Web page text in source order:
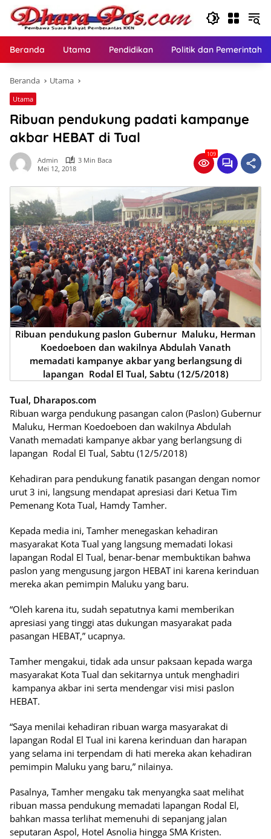
Langsung
konten
Beranda Utama Pendidikan Politik dan
Beranda Utama
Utama
Ribuan pendukung padati kampanye
akbar HEBAT di Tual
Admin
3 Min Baca
Mei 12, 2018
109
Ribuan pendukung paslon Gubernur Maluku, Herman
Koedoeboen dan wakilnya Abdulah Vanath
memadati kampanye akbar yang berlangsung di
lapangan Rodal El Tual, Sabtu (12/5/2018)
Tual, Dharapos.com
Ribuan warga pendukung pasangan calon (Paslon) Gubernur
Maluku, Herman Koedoeboen dan wakilnya Abdulah
Vanath memadati kampanye akbar yang berlangsung di
lapangan Rodal El Tual, Sabtu (12/5/2018)
Kehadiran para pendukung fanatik pasangan dengan nomor
urut 3 ini, langsung mendapat apresiasi dari Ketua Tim
Pemenang Kota Tual, Hamdy Tamher.
Kepada media ini, Tamher menegaskan kehadiran
masyarakat Kota Tual yang langsung memadati lokasi
lapangan Rodal El Tual, benar-benar membuktikan bahwa
paslon yang mengusung jargon HEBAT ini karena kerinduan
mereka akan pemimpin Maluku yang baru.
“Oleh karena itu, sudah sepatutnya kami memberikan
apresiasi yang tinggi atas dukungan masyarakat pada
pasangan HEBAT,” ucapnya.
Tamher mengakui, tidak ada unsur paksaan kepada warga
masyarakat Kota Tual dan sekitarnya untuk menghadiri
kampanya akbar ini serta mendengar visi misi paslon
HEBAT.
“Saya menilai kehadiran ribuan warga masyarakat di
lapangan Rodal El Tual ini karena kerinduan dan harapan
yang selama ini terpendam di hati mereka akan kehadiran
pemimpin Maluku yang baru,” nilainya.
Pasalnya, Tamher mengaku tak menyangka saat melihat
ribuan massa pendukung memadati lapangan Rodal El,
bahkan massa terlihat memenuhi di sepanjang jalan
seputaran Aspol, Hotel Asnolia hingga SMA Kristen.